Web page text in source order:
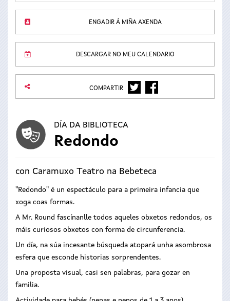
ENGADIR Á MIÑA AXENDA
DESCARGAR NO MEU CALENDARIO
COMPARTIR TWITTERFACEBOOK
DÍA DA BIBLIOTECA
Redondo
con Caramuxo Teatro na Bebeteca
"Redondo" é un espectáculo para a primeira infancia que
xoga coas formas.
A Mr. Round fascínanlle todos aqueles obxetos redondos, os
máis curiosos obxetos con forma de circunferencia.
Un día, na súa incesante búsqueda atopará unha asombrosa
esfera que esconde historias sorprendentes.
Una proposta visual, casi sen palabras, para gozar en
familia.